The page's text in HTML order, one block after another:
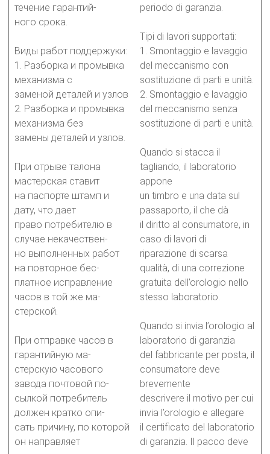
течение гарантий-
ного срока.
Виды работ поддержуки:
1. Разборка и промывка
механизма с
заменой деталей и узлов
2. Разборка и промывка
механизма без
замены деталей и узлов.
При отрыве талона
мастерская ставит
на паспорте штамп и
дату, что дает
право потребителю в
случае некачествен-
но выполненных работ
на повторное бес-
платное исправление
часов в той же ма-
стерской.
При отправке часов в
гарантийную ма-
стерскую часового
завода почтовой по-
сылкой потребитель
должен кратко опи-
сать причину, по которой
он направляет
periodo di garanzia.
Tipi di lavori supportati:
1. Smontaggio e lavaggio
del meccanismo con
sostituzione di parti e unità.
2. Smontaggio e lavaggio
del meccanismo senza
sostituzione di parti e unità.
Quando si stacca il
tagliando, il laboratorio
appone
un timbro e una data sul
passaporto, il che dà
il diritto al consumatore, in
caso di lavori di
riparazione di scarsa
qualità, di una correzione
gratuita dell’orologio nello
stesso laboratorio.
Quando si invia l’orologio al
laboratorio di garanzia
del fabbricante per posta, il
consumatore deve
brevemente
descrivere il motivo per cui
invia l’orologio e allegare
il certificato del laboratorio
di garanzia. Il pacco deve